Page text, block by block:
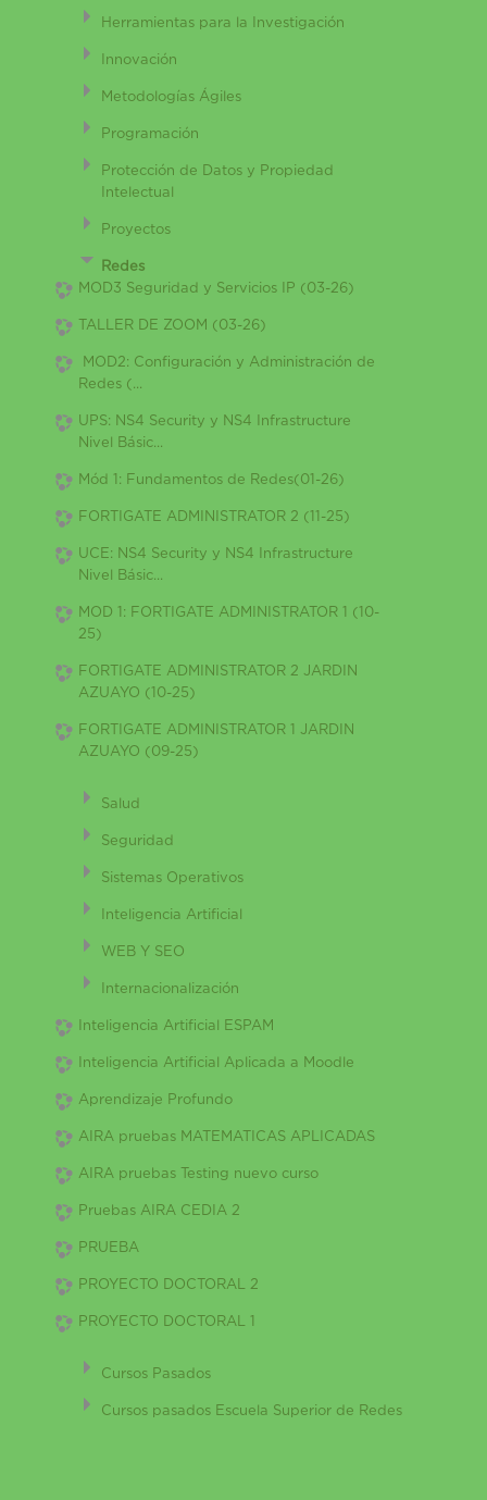
Herramientas para la Investigación
Innovación
Metodologías Ágiles
Programación
Protección de Datos y Propiedad
Intelectual
Proyectos
Redes
MOD3 Seguridad y Servicios IP (03-26)
TALLER DE ZOOM (03-26)
MOD2: Configuración y Administración de
Redes (...
UPS: NS4 Security y NS4 Infrastructure
Nivel Básic...
Mód 1: Fundamentos de Redes(01-26)
FORTIGATE ADMINISTRATOR 2 (11-25)
UCE: NS4 Security y NS4 Infrastructure
Nivel Básic...
MOD 1: FORTIGATE ADMINISTRATOR 1 (10-
25)
FORTIGATE ADMINISTRATOR 2 JARDIN
AZUAYO (10-25)
FORTIGATE ADMINISTRATOR 1 JARDIN
AZUAYO (09-25)
Salud
Seguridad
Sistemas Operativos
Inteligencia Artificial
WEB Y SEO
Internacionalización
Inteligencia Artificial ESPAM
Inteligencia Artificial Aplicada a Moodle
Aprendizaje Profundo
AIRA pruebas MATEMATICAS APLICADAS
AIRA pruebas Testing nuevo curso
Pruebas AIRA CEDIA 2
PRUEBA
PROYECTO DOCTORAL 2
PROYECTO DOCTORAL 1
Cursos Pasados
Cursos pasados Escuela Superior de Redes